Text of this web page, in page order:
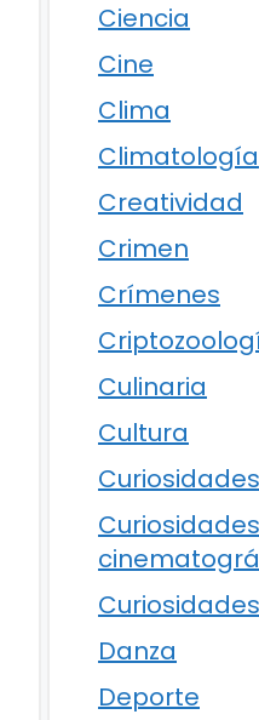
Ciencia
Cine
Clima
Climatología
Creatividad
Crimen
Crímenes
Culinaria
Cultura
Curiosidades
Curiosidades
Danza
Deporte